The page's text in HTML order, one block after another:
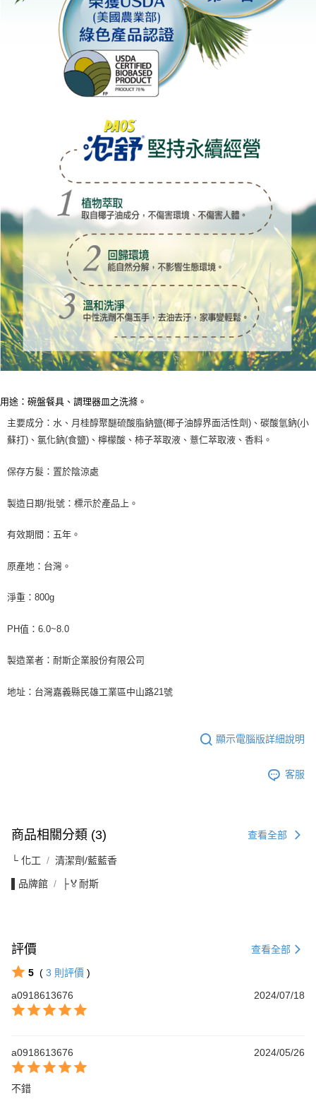
用途：碗盤餐具、調理器皿之洗滌。
主要成分：水、月桂醇聚醚硫酸脂鈉鹽(椰子油醇界面活性劑) 、碳酸氫鈉(小
蘇打) 、氯化鈉(食鹽) 、檸檬酸、柿子萃取液、薏仁萃取液、香料。
保存方髮：置於陰涼處
製造日期/批號：標示於產品上。
有效期間：五年。
原產地：台灣。
淨重： 800g
PH值： 6.0~8.0
製造業者：耐斯企業股份有限公司
地址：台灣嘉義縣民雄工業區中山路21號
顯示電腦版詳細說明
客服
商品相關分類 (3) 查看全部
└ 化工 清潔劑/藍藍香
▌品牌館 ├🏅耐斯
評價 查看全部
5 ( 3 則評價 )
a0918613676
2024/07/18
a0918613676 2024/05/26
不錯